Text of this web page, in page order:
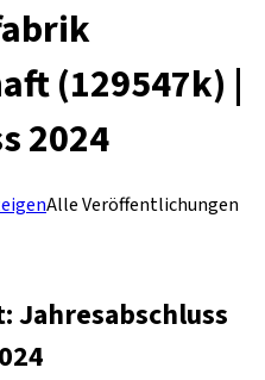
(129547k) |
2024
Alle Veröffentlichungen